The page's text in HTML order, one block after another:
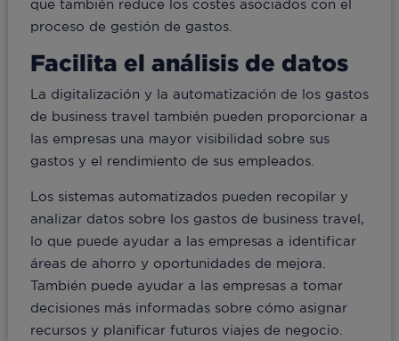
que también reduce los costes asociados con el
proceso de gestión de gastos.
Facilita el análisis de datos
La digitalización y la automatización de los gastos
de business travel también pueden proporcionar a
las empresas una mayor visibilidad sobre sus
gastos y el rendimiento de sus empleados.
Los sistemas automatizados pueden recopilar y
analizar datos sobre los gastos de business travel,
lo que puede ayudar a las empresas a identificar
áreas de ahorro y oportunidades de mejora.
También puede ayudar a las empresas a tomar
decisiones más informadas sobre cómo asignar
recursos y planificar futuros viajes de negocio.